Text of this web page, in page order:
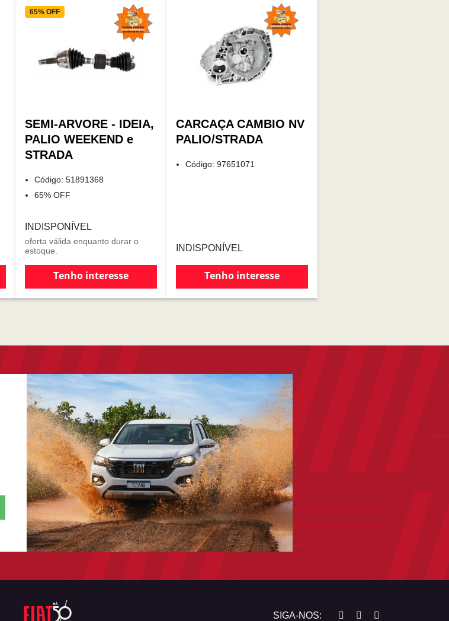
65% OFF
SEMI-ARVORE - IDEIA,
PALIO WEEKEND e
STRADA
Código: 51891368
65% OFF
INDISPONÍVEL
oferta válida enquanto durar o
estoque.
Tenho interesse
CARCAÇA CAMBIO NV
PALIO/STRADA
Código: 97651071
INDISPONÍVEL
Tenho interesse
SIGA-NOS: